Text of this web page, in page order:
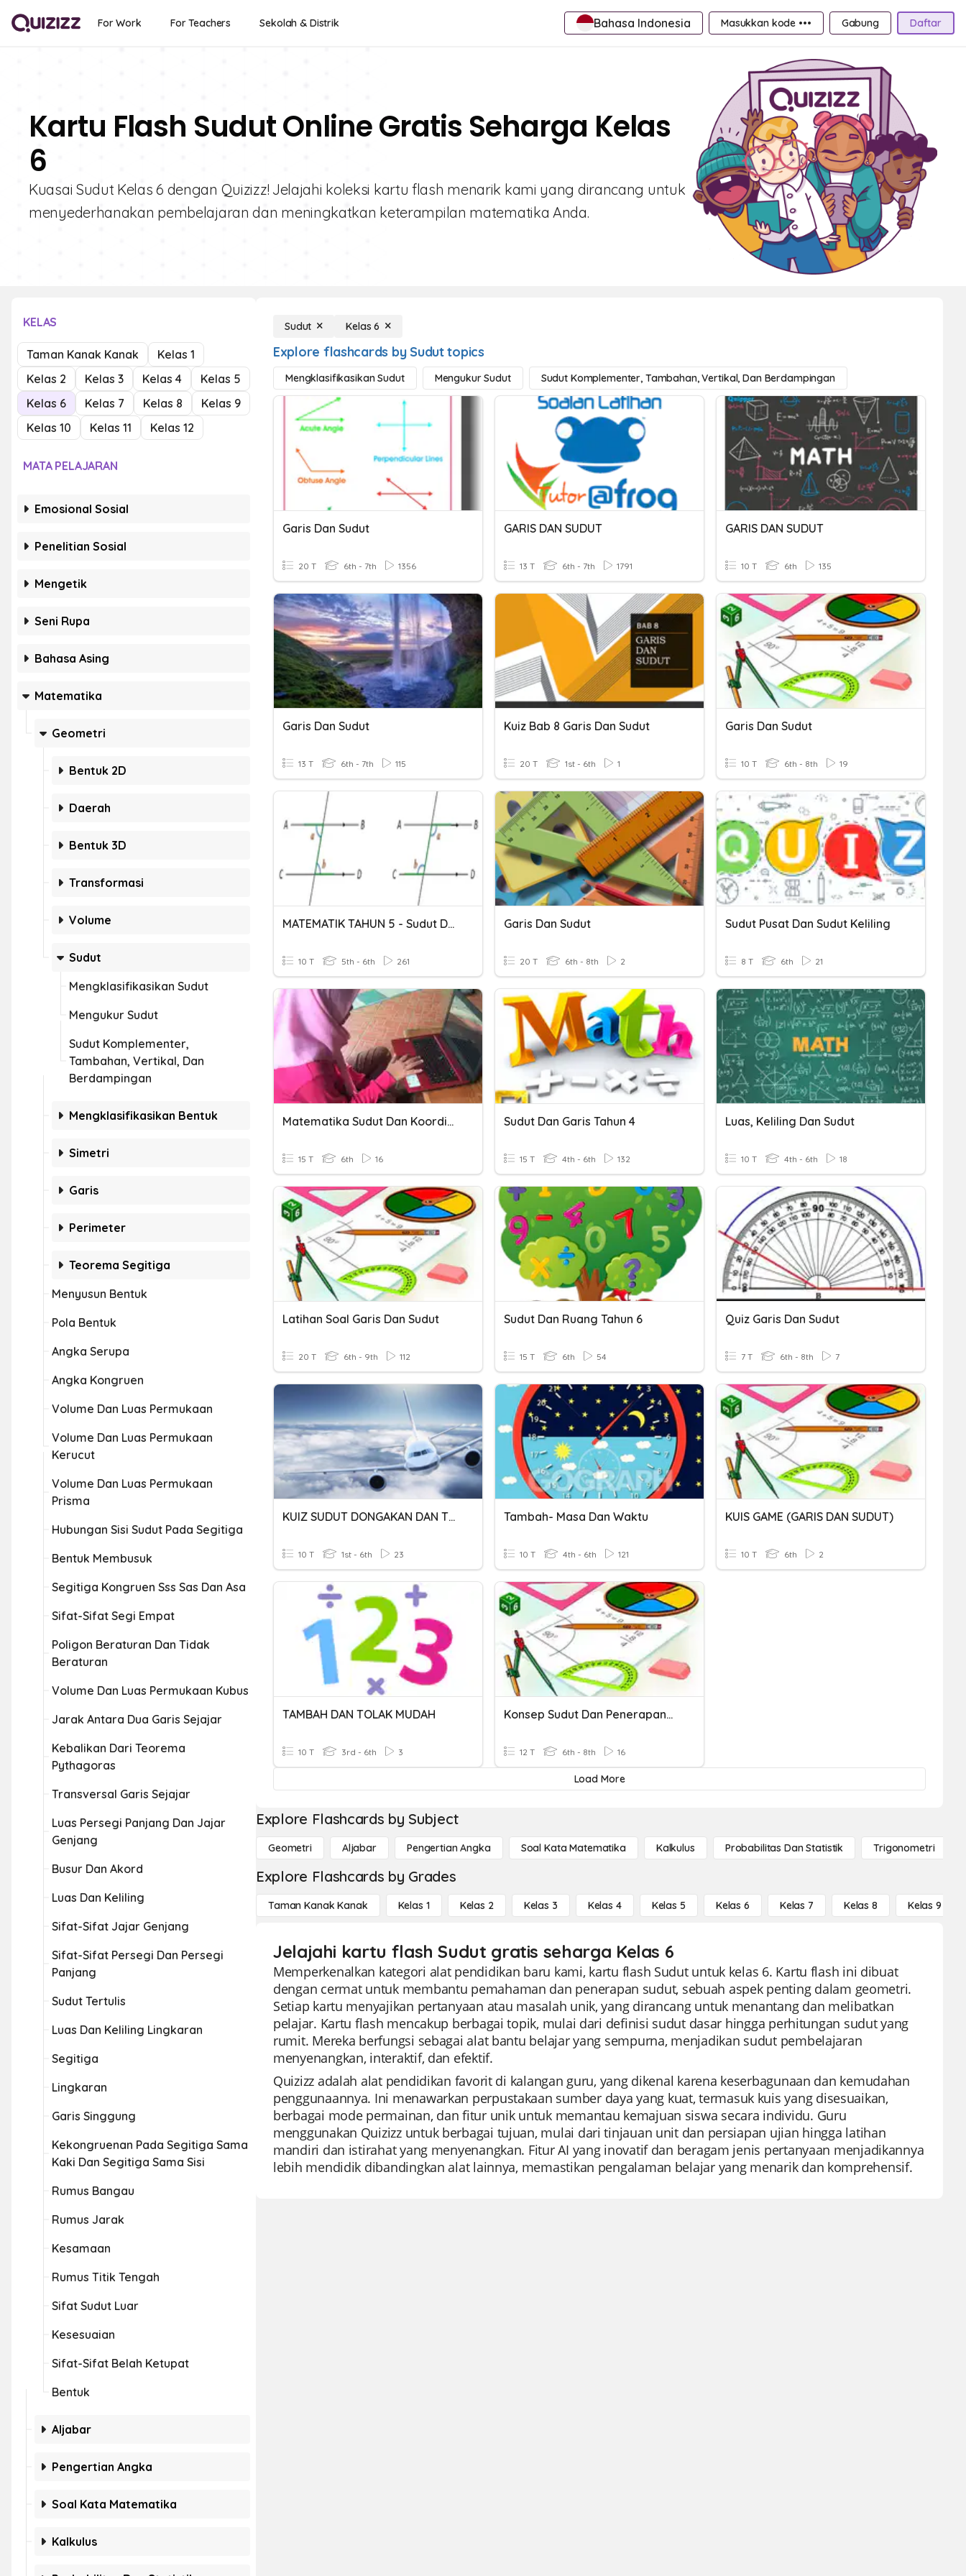
For Work For Teachers Sekolah & Distrik Bahasa Indonesia Masukkan kode ••• Gabung Daftar
Kartu Flash Sudut Online Gratis Seharga Kelas
6
Kuasai Sudut Kelas 6 dengan Quizizz! Jelajahi koleksi kartu flash menarik kami yang dirancang untuk
menyederhanakan pembelajaran dan meningkatkan keterampilan matematika Anda.
KELAS
Taman Kanak Kanak
Kelas 1
Kelas 2
Kelas 3 Kelas 4
Kelas 5
Kelas 6
Kelas 7 Kelas 8
Kelas 9
Kelas 10
Kelas 11 Kelas 12
MATA PELAJARAN
Emosional Sosial
Penelitian Sosial
Mengetik
Seni Rupa
Bahasa Asing
Matematika
Geometri
Bentuk 2D
Daerah
Bentuk 3D
Transformasi
Volume
Sudut
Mengklasifikasikan Sudut
Mengukur Sudut
Sudut Komplementer,
Tambahan, Vertikal, Dan
Berdampingan
Mengklasifikasikan Bentuk
Simetri
Garis
Perimeter
Teorema Segitiga
Menyusun Bentuk
Pola Bentuk
Angka Serupa
Angka Kongruen
Volume Dan Luas Permukaan
Volume Dan Luas Permukaan
Kerucut
Volume Dan Luas Permukaan
Prisma
Hubungan Sisi Sudut Pada Segitiga
Bentuk Membusuk
Segitiga Kongruen Sss Sas Dan Asa
Sifat-Sifat Segi Empat
Poligon Beraturan Dan Tidak
Beraturan
Volume Dan Luas Permukaan Kubus
Jarak Antara Dua Garis Sejajar
Kebalikan Dari Teorema
Pythagoras
Transversal Garis Sejajar
Luas Persegi Panjang Dan Jajar
Genjang
Busur Dan Akord
Luas Dan Keliling
Sifat-Sifat Jajar Genjang
Sifat-Sifat Persegi Dan Persegi
Panjang
Sudut Tertulis
Luas Dan Keliling Lingkaran
Segitiga
Lingkaran
Garis Singgung
Kekongruenan Pada Segitiga Sama
Kaki Dan Segitiga Sama Sisi
Rumus Bangau
Rumus Jarak
Kesamaan
Rumus Titik Tengah
Sifat Sudut Luar
Kesesuaian
Sifat-Sifat Belah Ketupat
Bentuk
Aljabar
Pengertian Angka
Soal Kata Matematika
Kalkulus
Sudut Kelas 6
Explore flashcards by Sudut topics
Mengklasifikasikan Sudut Mengukur Sudut Sudut Komplementer, Tambahan, Vertikal, Dan Berdampingan
Garis Dan Sudut
20 T 6th - 7th 1356
GARIS DAN SUDUT
13 T 6th - 7th 1791
GARIS DAN SUDUT
10 T 6th 135
Garis Dan Sudut
13 T 6th - 7th 115
Kuiz Bab 8 Garis Dan Sudut
20 T 1st - 6th 1
Garis Dan Sudut
10 T 6th - 8th 19
MATEMATIK TAHUN 5 - Sudut Dan Garis
10 T 5th - 6th 261
Garis Dan Sudut
20 T 6th - 8th 2
Sudut Pusat Dan Sudut Keliling
8 T 6th 21
Matematika Sudut Dan Koordinat
15 T 6th 16
Sudut Dan Garis Tahun 4
15 T 4th - 6th 132
Luas, Keliling Dan Sudut
10 T 4th - 6th 18
Latihan Soal Garis Dan Sudut
20 T 6th - 9th 112
Sudut Dan Ruang Tahun 6
15 T 6th 54
Quiz Garis Dan Sudut
7 T 6th - 8th 7
KUIZ SUDUT DONGAKAN DAN TUNDUK
10 T 1st - 6th 23
Tambah- Masa Dan Waktu
10 T 4th - 6th 121
KUIS GAME (GARIS DAN SUDUT)
10 T 6th 2
TAMBAH DAN TOLAK MUDAH
10 T 3rd - 6th 3
Konsep Sudut Dan Penerapannya (fitri)
12 T 6th - 8th 16
Load More
Explore Flashcards by Subject
Geometri Aljabar Pengertian Angka Soal Kata Matematika Kalkulus Probabilitas Dan Statistik Trigonometri
Explore Flashcards by Grades
Taman Kanak Kanak Kelas 1 Kelas 2 Kelas 3 Kelas 4 Kelas 5 Kelas 6 Kelas 7 Kelas 8 Kelas 9
Jelajahi kartu flash Sudut gratis seharga Kelas 6
Memperkenalkan kategori alat pendidikan baru kami, kartu flash Sudut untuk kelas 6. Kartu flash ini dibuat
dengan cermat untuk membantu pemahaman dan penerapan sudut, sebuah aspek penting dalam geometri.
Setiap kartu menyajikan pertanyaan atau masalah unik, yang dirancang untuk menantang dan melibatkan
pelajar. Kartu flash mencakup berbagai topik, mulai dari definisi sudut dasar hingga perhitungan sudut yang
rumit. Mereka berfungsi sebagai alat bantu belajar yang sempurna, menjadikan sudut pembelajaran
menyenangkan, interaktif, dan efektif.
Quizizz adalah alat pendidikan favorit di kalangan guru, yang dikenal karena keserbagunaan dan kemudahan
penggunaannya. Ini menawarkan perpustakaan sumber daya yang kuat, termasuk kuis yang disesuaikan,
berbagai mode permainan, dan fitur unik untuk memantau kemajuan siswa secara individu. Guru
menggunakan Quizizz untuk berbagai tujuan, mulai dari tinjauan unit dan persiapan ujian hingga latihan
mandiri dan istirahat yang menyenangkan. Fitur AI yang inovatif dan beragam jenis pertanyaan menjadikannya
lebih mendidik dibandingkan alat lainnya, memastikan pengalaman belajar yang menarik dan komprehensif.